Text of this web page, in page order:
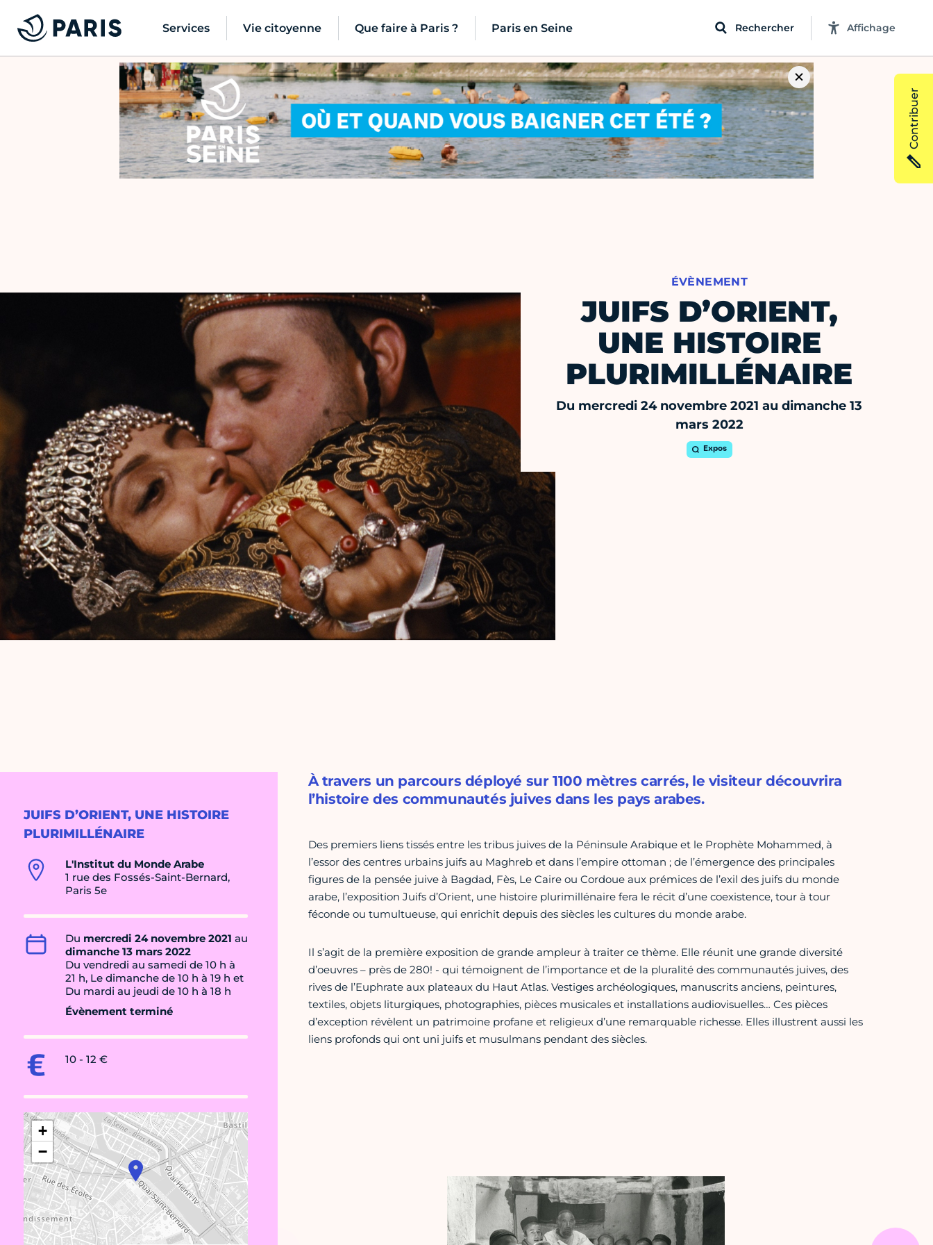
Services Vie citoyenne Que faire à Paris ? Paris en Seine Rechercher Affichage
ÉVÈNEMENT
JUIFS D’ORIENT,
UNE HISTOIRE
PLURIMILLÉNAIRE
Du mercredi 24 novembre 2021 au dimanche 13
mars 2022
Expos
JUIFS D’ORIENT, UNE HISTOIRE
PLURIMILLÉNAIRE
L'Institut du Monde Arabe
1 rue des Fossés-Saint-Bernard,
Paris 5e
Du mercredi 24 novembre 2021 au
dimanche 13 mars 2022
Du vendredi au samedi de 10 h à
21 h, Le dimanche de 10 h à 19 h et
Du mardi au jeudi de 10 h à 18 h
Évènement terminé
10 - 12 €
+
−
À travers un parcours déployé sur 1100 mètres carrés, le visiteur découvrira
l’histoire des communautés juives dans les pays arabes.
Des premiers liens tissés entre les tribus juives de la Péninsule Arabique et le Prophète Mohammed, à
l’essor des centres urbains juifs au Maghreb et dans l’empire ottoman ; de l’émergence des principales
figures de la pensée juive à Bagdad, Fès, Le Caire ou Cordoue aux prémices de l’exil des juifs du monde
arabe, l’exposition Juifs d’Orient, une histoire plurimillénaire fera le récit d’une coexistence, tour à tour
féconde ou tumultueuse, qui enrichit depuis des siècles les cultures du monde arabe.
Il s’agit de la première exposition de grande ampleur à traiter ce thème. Elle réunit une grande diversité
d’oeuvres – près de 280! - qui témoignent de l’importance et de la pluralité des communautés juives, des
rives de l’Euphrate aux plateaux du Haut Atlas. Vestiges archéologiques, manuscrits anciens, peintures,
textiles, objets liturgiques, photographies, pièces musicales et installations audiovisuelles… Ces pièces
d’exception révèlent un patrimoine profane et religieux d’une remarquable richesse. Elles illustrent aussi les
liens profonds qui ont uni juifs et musulmans pendant des siècles.
Contribuer